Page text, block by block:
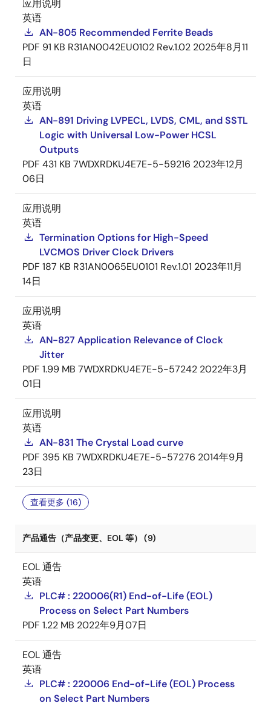
应用说明
英语
AN-805 Recommended Ferrite Beads
PDF 91 KB R31AN0042EU0102 Rev.1.02 2025年8月11
日
应用说明
英语
AN-891 Driving LVPECL, LVDS, CML, and SSTL
Logic with Universal Low-Power HCSL
Outputs
PDF 431 KB 7WDXRDKU4E7E-5-59216 2023年12月
06日
应用说明
英语
Termination Options for High-Speed
LVCMOS Driver Clock Drivers
PDF 187 KB R31AN0065EU0101 Rev.1.01 2023年11月
14日
应用说明
英语
AN-827 Application Relevance of Clock
Jitter
PDF 1.99 MB 7WDXRDKU4E7E-5-57242 2022年3月
01日
应用说明
英语
AN-831 The Crystal Load curve
PDF 395 KB 7WDXRDKU4E7E-5-57276 2014年9月
23日
查看更多 (16)
产品通告（产品变更、EOL 等） (9)
EOL 通告
英语
PLC# : 220006(R1) End-of-Life (EOL)
Process on Select Part Numbers
PDF 1.22 MB 2022年9月07日
EOL 通告
英语
PLC# : 220006 End-of-Life (EOL) Process
on Select Part Numbers